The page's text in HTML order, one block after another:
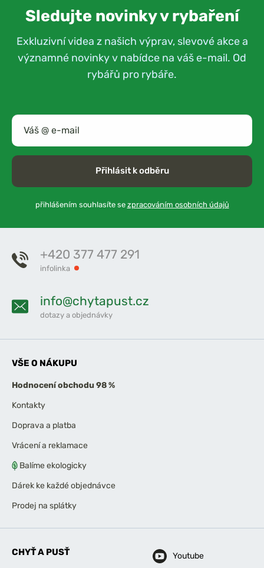
Sledujte novinky v rybaření
Exkluzivní videa z našich výprav, slevové akce a
významné novinky v nabídce na váš e-mail. Od
rybářů pro rybáře.
Přihlásit k odběru
přihlášením souhlasíte se zpracováním osobních údajů
+420 377 477 291
infolinka
info@chytapust.cz
dotazy a objednávky
VŠE O NÁKUPU
Hodnocení obchodu 98 %
Kontakty
Doprava a platba
Vrácení a reklamace
Balíme ekologicky
Dárek ke každé objednávce
Prodej na splátky
CHYŤ A PUSŤ
Youtube